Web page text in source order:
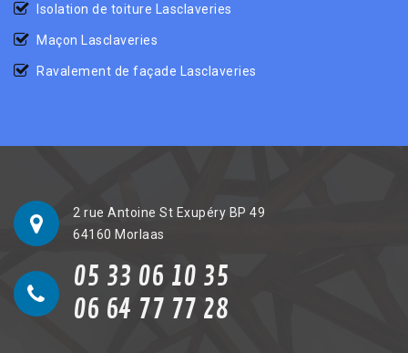
Isolation de toiture Lasclaveries
Maçon Lasclaveries
Ravalement de façade Lasclaveries
2 rue Antoine St Exupéry BP 49
64160 Morlaas
05 33 06 10 35
06 64 77 77 28